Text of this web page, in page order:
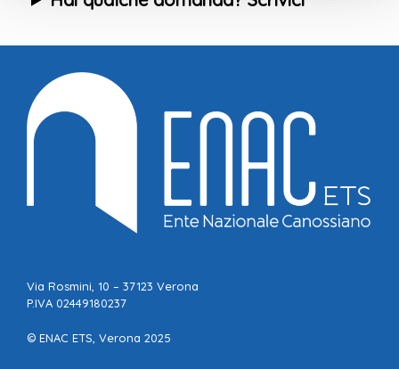
Via Rosmini, 10 – 37123 Verona
P.IVA 02449180237
© ENAC ETS, Verona 2025